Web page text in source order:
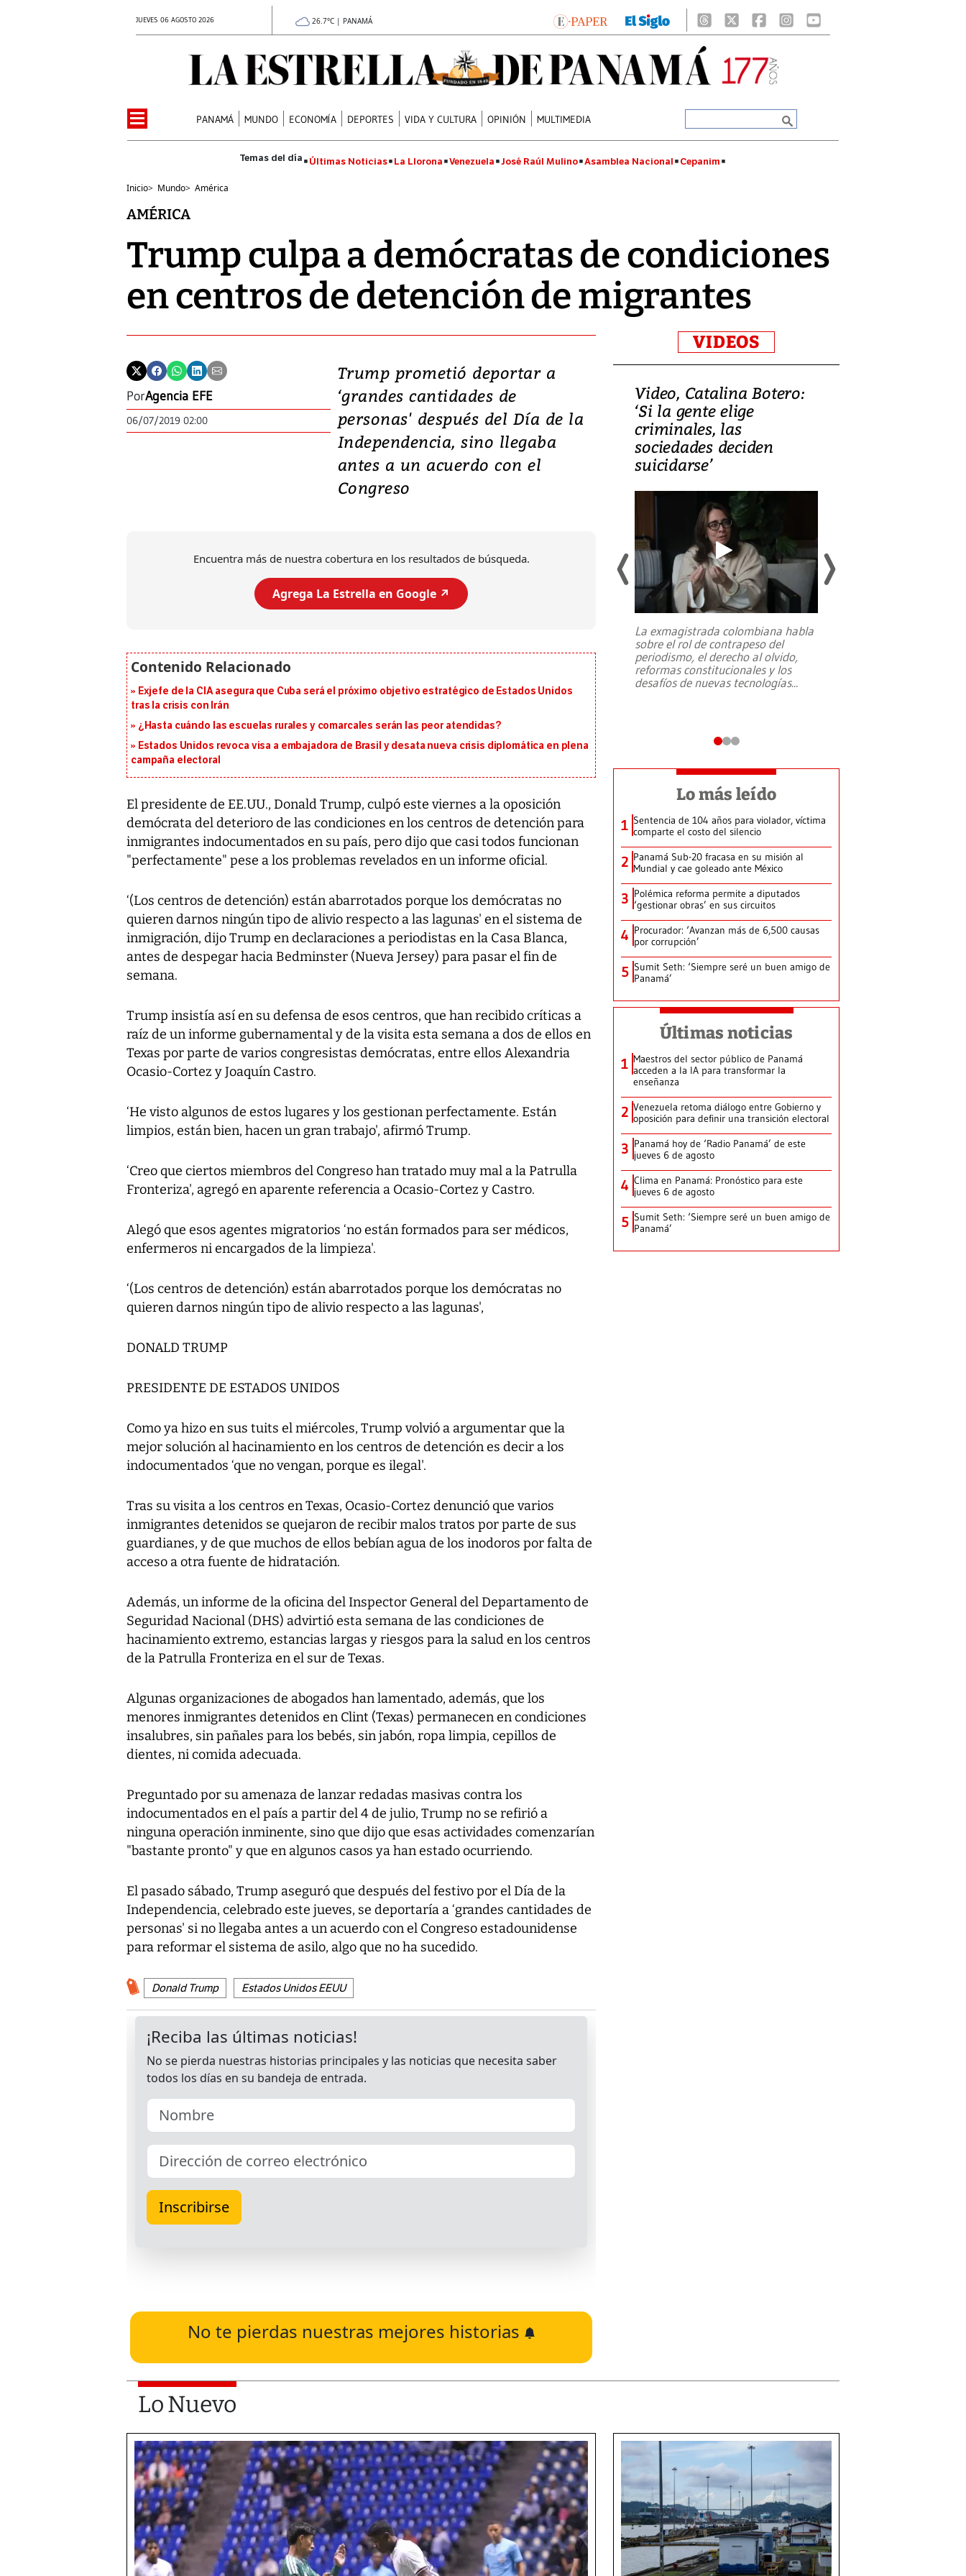
JUEVES 06 AGOSTO 2026 26.7°C | PANAMÁ
PANAMÁ MUNDO ECONOMÍA DEPORTES VIDA Y CULTURA OPINIÓN MULTIMEDIA
Últimas Noticias La Llorona Venezuela José Raúl Mulino Asamblea Nacional Cepanim
Inicio> Mundo> América
AMÉRICA
Trump culpa a demócratas de condiciones
en centros de detención de migrantes
PorAgencia EFE
06/07/2019 02:00
Trump prometió deportar a
‘grandes cantidades de
personas' después del Día de la
Independencia, sino llegaba
antes a un acuerdo con el
Congreso
Encuentra más de nuestra cobertura en los resultados de búsqueda.
Agrega La Estrella en Google ↗️
Exjefe de la CIA asegura que Cuba será el próximo objetivo estratégico de Estados Unidos
tras la crisis con Irán
¿Hasta cuándo las escuelas rurales y comarcales serán las peor atendidas?
Estados Unidos revoca visa a embajadora de Brasil y desata nueva crisis diplomática en plena
campaña electoral
El presidente de EE.UU., Donald Trump, culpó este viernes a la oposición
demócrata del deterioro de las condiciones en los centros de detención para
inmigrantes indocumentados en su país, pero dijo que casi todos funcionan
"perfectamente" pese a los problemas revelados en un informe oficial.
‘(Los centros de detención) están abarrotados porque los demócratas no
quieren darnos ningún tipo de alivio respecto a las lagunas' en el sistema de
inmigración, dijo Trump en declaraciones a periodistas en la Casa Blanca,
antes de despegar hacia Bedminster (Nueva Jersey) para pasar el fin de
semana.
Trump insistía así en su defensa de esos centros, que han recibido críticas a
raíz de un informe gubernamental y de la visita esta semana a dos de ellos en
Texas por parte de varios congresistas demócratas, entre ellos Alexandria
Ocasio-Cortez y Joaquín Castro.
‘He visto algunos de estos lugares y los gestionan perfectamente. Están
limpios, están bien, hacen un gran trabajo', afirmó Trump.
‘Creo que ciertos miembros del Congreso han tratado muy mal a la Patrulla
Fronteriza', agregó en aparente referencia a Ocasio-Cortez y Castro.
Alegó que esos agentes migratorios ‘no están formados para ser médicos,
enfermeros ni encargados de la limpieza'.
‘(Los centros de detención) están abarrotados porque los demócratas no
quieren darnos ningún tipo de alivio respecto a las lagunas',
DONALD TRUMP
PRESIDENTE DE ESTADOS UNIDOS
Como ya hizo en sus tuits el miércoles, Trump volvió a argumentar que la
mejor solución al hacinamiento en los centros de detención es decir a los
indocumentados ‘que no vengan, porque es ilegal'.
Tras su visita a los centros en Texas, Ocasio-Cortez denunció que varios
inmigrantes detenidos se quejaron de recibir malos tratos por parte de sus
guardianes, y de que muchos de ellos bebían agua de los inodoros por falta de
acceso a otra fuente de hidratación.
Además, un informe de la oficina del Inspector General del Departamento de
Seguridad Nacional (DHS) advirtió esta semana de las condiciones de
hacinamiento extremo, estancias largas y riesgos para la salud en los centros
de la Patrulla Fronteriza en el sur de Texas.
Algunas organizaciones de abogados han lamentado, además, que los
menores inmigrantes detenidos en Clint (Texas) permanecen en condiciones
insalubres, sin pañales para los bebés, sin jabón, ropa limpia, cepillos de
dientes, ni comida adecuada.
Preguntado por su amenaza de lanzar redadas masivas contra los
indocumentados en el país a partir del 4 de julio, Trump no se refirió a
ninguna operación inminente, sino que dijo que esas actividades comenzarían
"bastante pronto" y que en algunos casos ya han estado ocurriendo.
El pasado sábado, Trump aseguró que después del festivo por el Día de la
Independencia, celebrado este jueves, se deportaría a ‘grandes cantidades de
personas' si no llegaba antes a un acuerdo con el Congreso estadounidense
para reformar el sistema de asilo, algo que no ha sucedido.
Donald Trump Estados Unidos EEUU
No te pierdas nuestras mejores historias
VIDEOS
Video, Japón: Terremoto
deja heridos y graves
daños en Kumamoto
Un fuerte terremoto de magnitud
7,1 se registró este martes 28 de
Video, Catalina Botero:
‘Si la gente elige
criminales, las
sociedades deciden
suicidarse’
La exmagistrada colombiana habla
sobre el rol de contrapeso del
periodismo, el derecho al olvido,
reformas constitucionales y los
desafíos de nuevas tecnologías...
Lo más leído
1 Sentencia de 104 años para violador, víctima
comparte el costo del silencio
2 Panamá Sub-20 fracasa en su misión al
Mundial y cae goleado ante México
3 Polémica reforma permite a diputados
‘gestionar obras’ en sus circuitos
4 Procurador: ‘Avanzan más de 6,500 causas
por corrupción’
5 Sumit Seth: ‘Siempre seré un buen amigo de
Panamá’
Últimas noticias
1 Maestros del sector público de Panamá
acceden a la IA para transformar la
enseñanza
2 Venezuela retoma diálogo entre Gobierno y
oposición para definir una transición electoral
3 Panamá hoy de ‘Radio Panamá’ de este
jueves 6 de agosto
4 Clima en Panamá: Pronóstico para este
jueves 6 de agosto
5 Sumit Seth: ‘Siempre seré un buen amigo de
Panamá’
Lo Nuevo